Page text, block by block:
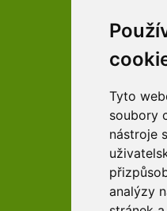
Tyto
soubory
nástroje
analýzy